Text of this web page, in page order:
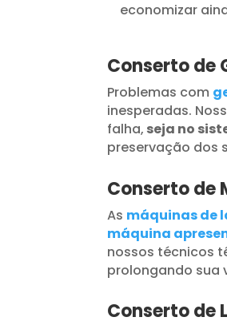
economizar
Conserto de
Problemas com
inesperadas.
falha, seja no
preservação dos
Conserto de
As máquinas de
máquina
nossos técnicos
prolongando sua
Conserto de